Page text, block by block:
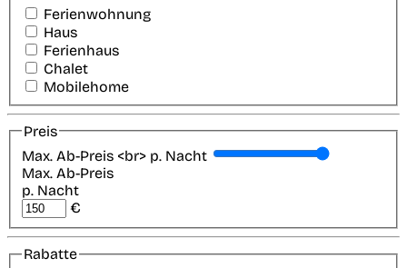
Ferienwohnung
Haus
Ferienhaus
Chalet
Mobilehome
Preis
Max. Ab-Preis <br> p. Nacht
Max. Ab-Preis
p. Nacht
€
Rabatte